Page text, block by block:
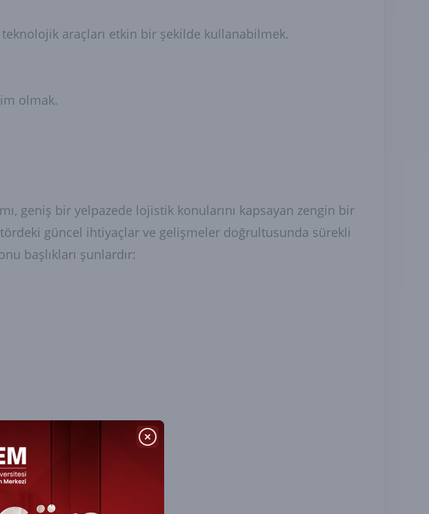
araçları etkin bir şekilde kullanabilmek.
olmak.
geniş bir yelpazede lojistik konularını kapsayan zengin bir
güncel ihtiyaçlar ve gelişmeler doğrultusunda sürekli
başlıkları şunlardır: